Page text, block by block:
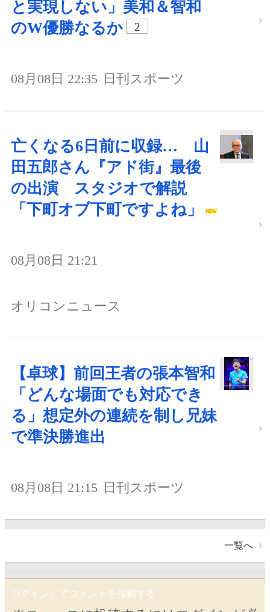
と実現しない」美和＆智和
のW優勝なるか
2
08月08日 22:35 日刊スポーツ
亡くなる6日前に収録… 山
田五郎さん『アド街』最後
の出演 スタジオで解説
「下町オブ下町ですよね」
08月08日 21:21
オリコンニュース
【卓球】前回王者の張本智和
「どんな場面でも対応でき
る」想定外の連続を制し兄妹
で準決勝進出
08月08日 21:15 日刊スポーツ
一覧へ
ログインしてコメントを投稿する